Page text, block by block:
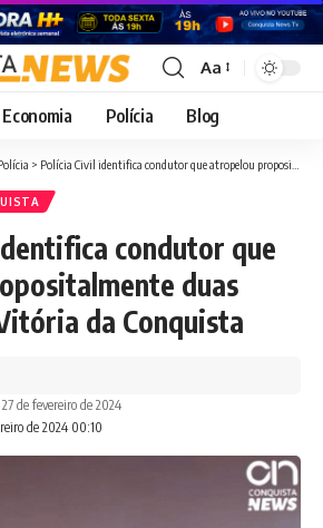
Font
Resizer
Aa
Economia Polícia Blog
> Polícia Civil identifica condutor que atropelou propositalmente duas pessoas em Vitória da Conquista
condutor que
duas
da Conquista
de 2024 00:10
de fevereiro de 2024